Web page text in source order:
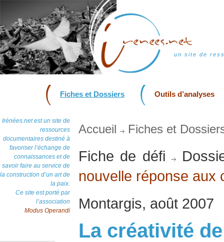
un site de
Fiches et Dossiers Outils d’analyses
Irénées.net est un site de
ressources
documentaires destiné à
favoriser l’échange de
connaissances et de
savoir faire au service de
la construction d’un art de
la paix.
Ce site est porté par
l’association
Modus Operandi
Accueil Fiches et
Fiche de défi
nouvelle réponse aux
Montargis, août 2007
La créativité